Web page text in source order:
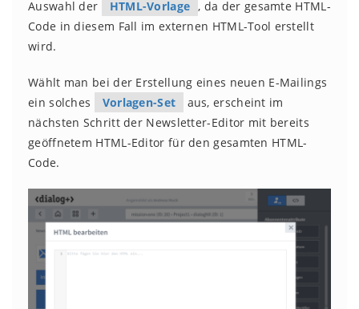
Auswahl der
HTML-Vorlage , da der gesamte HTML-
Code in diesem Fall im externen HTML-Tool erstellt
wird.
Wählt man bei der Erstellung eines neuen E-Mailings
ein solches
Vorlagen-Set
aus, erscheint im
nächsten Schritt der Newsletter-Editor mit bereits
geöffnetem HTML-Editor für den gesamten HTML-
Code.